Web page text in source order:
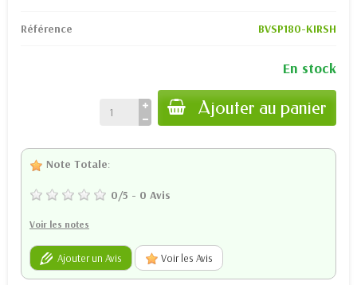
Référence BVSP180-KIRSH
En stock
Ajouter au panier
Note Totale:
0/5 - 0 Avis
Voir les notes
Ajouter un Avis Voir les Avis